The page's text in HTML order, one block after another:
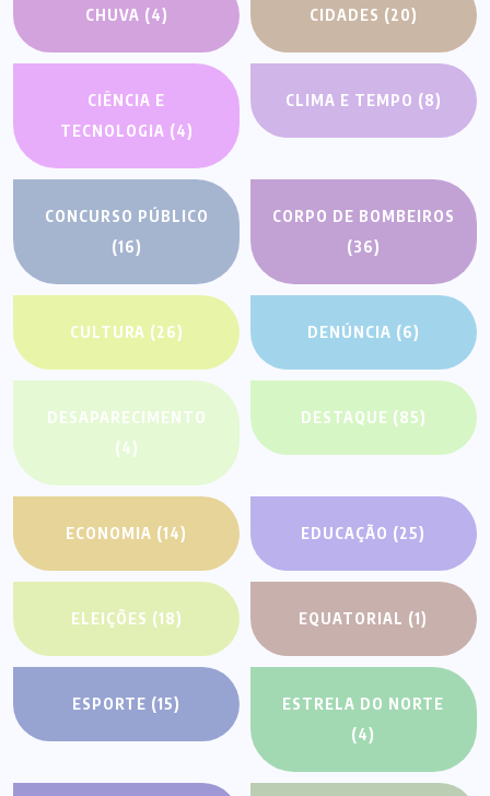
CHUVA (4) CIDADES (20)
CIÊNCIA E
TECNOLOGIA (4)
CLIMA E TEMPO (8)
CONCURSO PÚBLICO
(16)
CORPO DE BOMBEIROS
(36)
CULTURA (26) DENÚNCIA (6)
DESAPARECIMENTO
(4)
DESTAQUE (85)
ECONOMIA (14) EDUCAÇÃO (25)
ELEIÇÕES (18) EQUATORIAL (1)
ESPORTE (15)
ESTRELA DO NORTE
(4)